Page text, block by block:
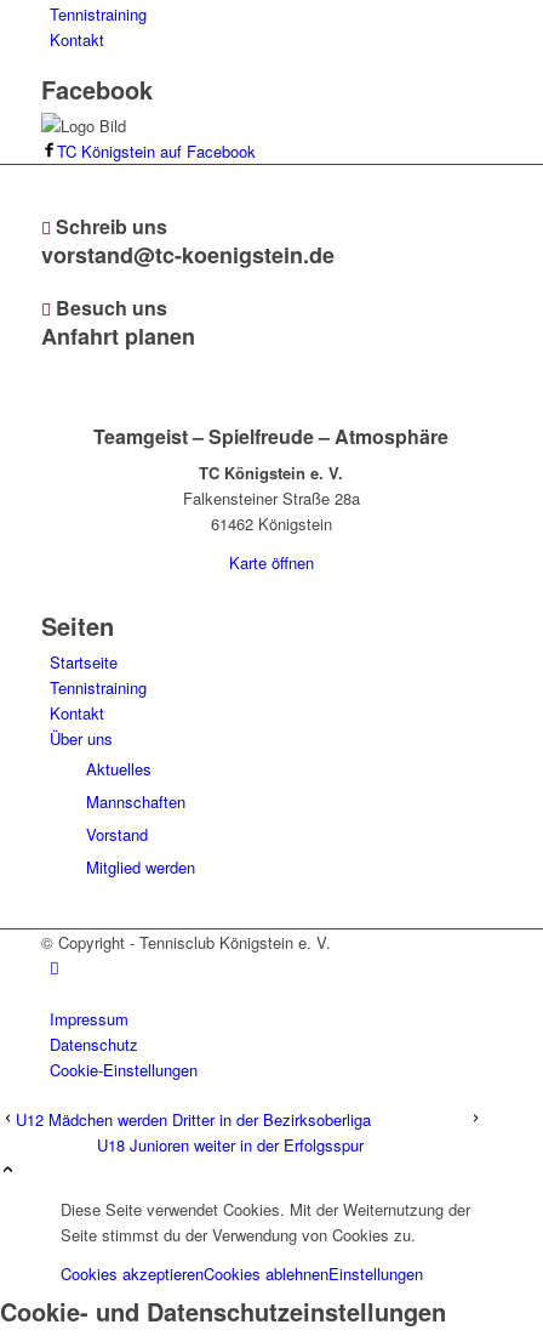
Tennistraining
Kontakt
Facebook
TC Königstein auf Facebook
Schreib uns
vorstand@tc-koenigstein.de
Besuch uns
Anfahrt planen
Teamgeist – Spielfreude – Atmosphäre
TC Königstein e. V.
Falkensteiner Straße 28a
61462 Königstein
Karte öffnen
Seiten
Startseite
Tennistraining
Kontakt
Über uns
Aktuelles
Mannschaften
Vorstand
Mitglied werden
© Copyright - Tennisclub Königstein e. V.
Impressum
Datenschutz
Cookie-Einstellungen
U12 Mädchen werden Dritter in der Bezirksoberliga
U18 Junioren weiter in der Erfolgsspur
Diese Seite verwendet Cookies. Mit der Weiternutzung der
Seite stimmst du der Verwendung von Cookies zu.
Cookies akzeptierenCookies ablehnenEinstellungen
Cookie- und Datenschutzeinstellungen